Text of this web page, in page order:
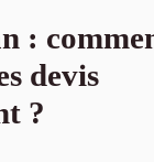
:
devis
?